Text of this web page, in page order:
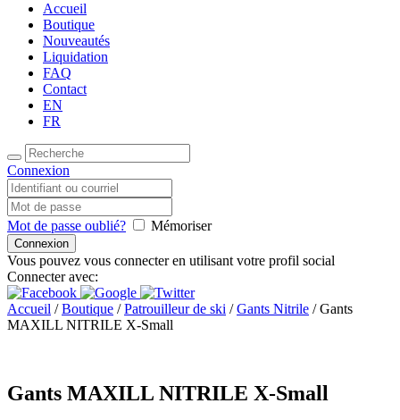
Accueil
Boutique
Nouveautés
Liquidation
FAQ
Contact
EN
FR
Connexion
Mot de passe oublié? Mémoriser
Vous pouvez vous connecter en utilisant votre profil social
Connecter avec:
Accueil /Boutique /Patrouilleur de ski /Gants Nitrile / Gants
MAXILL NITRILE X-Small
Gants MAXILL NITRILE X-Small